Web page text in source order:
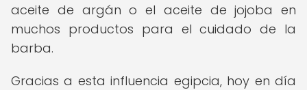
aceite de argán o el aceite de jojoba en
muchos productos para el cuidado de la
barba.
Gracias a esta influencia egipcia, hoy en día